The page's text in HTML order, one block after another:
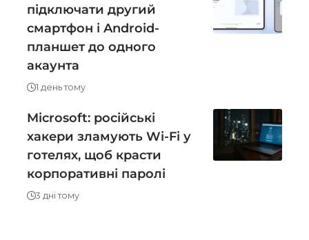
підключати другий
смартфон і Android-
планшет до одного
акаунта
1 день тому
Microsoft: російські
хакери зламують Wi-Fi у
готелях, щоб красти
корпоративні паролі
3 дні тому